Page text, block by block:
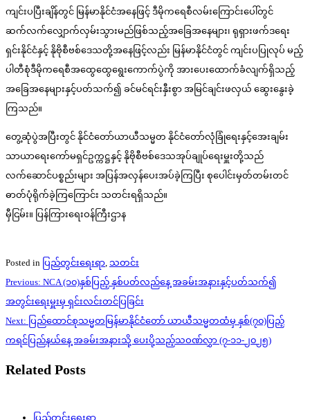
ကျင်းပပြီးချိန်တွင် မြန်မာနိုင်ငံအနေဖြင့် ဒီမိုကရေစီလမ်းကြောင်းပေါ်တွင်
ဆက်လက်လျှောက်လှမ်းသွားမည်ဖြစ်သည့်အခြေအနေများ၊ ရုရှားဖက်ဒရေး
ရှင်းနိုင်ငံနှင့် နိုဗိုစီဗစ်ဒေသတို့အနေဖြင့်လည်း မြန်မာနိုင်ငံတွင် ကျင်းပပြုလုပ် မည့်
ပါတီစုံဒီမိုကရေစီအထွေထွေရွေးကောက်ပွဲကို အားပေးထောက်ခံလျက်ရှိသည့်
အခြေအနေများနှင့်ပတ်သက်၍ ခင်မင်ရင်းနှီးစွာ အမြင်ချင်းဖလှယ် ဆွေးနွေးခဲ့
ကြသည်။
တွေ့ဆုံပွဲအပြီးတွင် နိုင်ငံတော်ယာယီသမ္မတ နိုင်ငံတော်လုံခြုံရေးနှင့်အေးချမ်း
သာယာရေးကော်မရှင်ဥက္ကဋ္ဌနှင့် နိုဗိုစီဗစ်ဒေသအုပ်ချုပ်ရေးမှူးတို့သည်
လက်ဆောင်ပစ္စည်းများ အပြန်အလှန်ပေးအပ်ခဲ့ကြပြီး စုပေါင်းမှတ်တမ်းတင်
ဓာတ်ပုံရိုက်ခဲ့ကြကြောင်း သတင်းရရှိသည်။
မှီငြမ်း။ ပြန်ကြားရေးဝန်ကြီးဌာန
Posted in ပြည်တွင်းရေးရာ, သတင်း
Post
navigation
Previous: NCA (၁၀)နှစ်ပြည့် နှစ်ပတ်လည်နေ့ အခမ်းအနားနှင့်ပတ်သက်၍
အတွင်းရေးမှူးမှ ရှင်းလင်းတင်ပြခြင်း
Next: ပြည်ထောင်စုသမ္မတမြန်မာနိုင်ငံတော် ယာယီသမ္မတထံမှ နှစ်(၇၀)ပြည့်
ကရင်ပြည်နယ်နေ့ အခမ်းအနားသို့ ပေးပို့သည့်သဝဏ်လွှာ (၇-၁၁-၂၀၂၅)
Related Posts
ပြည်တွင်းရေးရာ